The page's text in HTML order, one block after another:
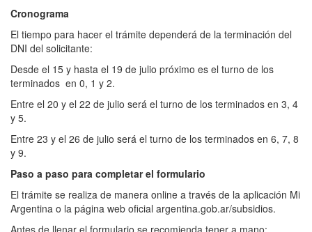
Cronograma
El tiempo para hacer el trámite dependerá de la terminación del
DNI del solicitante:
Desde el 15 y hasta el 19 de julio próximo es el turno de los
terminados en 0, 1 y 2.
Entre el 20 y el 22 de julio será el turno de los terminados en 3, 4
y 5.
Entre 23 y el 26 de julio será el turno de los terminados en 6, 7, 8
y 9.
Paso a paso para completar el formulario
El trámite se realiza de manera online a través de la aplicación Mi
Argentina o la página web oficial argentina.gob.ar/subsidios.
Antes de llenar el formulario se recomienda tener a mano: